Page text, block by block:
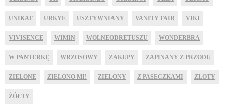
UNIKAT URKYE USZTYWNIANY VANITY FAIR VIKI
VIVISENCE WIMIN WOLNEODRETUSZU WONDERBRA
W PANTERKĘ WRZOSOWY ZAKUPY ZAPINANY Z PRZODU
ZIELONE ZIELONO MI! ZIELONY Z PASECZKAMI ZŁOTY
ŻÓŁTY